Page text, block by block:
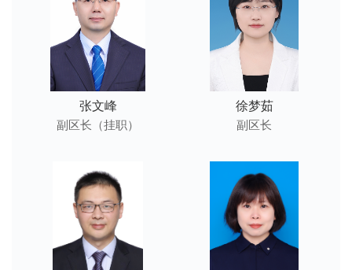
张文峰
副区长（挂职）
徐梦茹
副区长